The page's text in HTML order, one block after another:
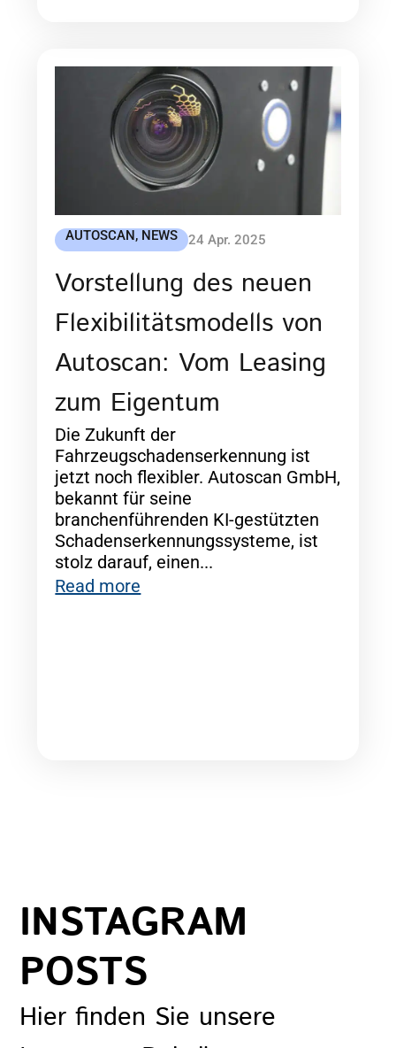
AUTOSCAN , NEWS 24 Apr. 2025
Vorstellung des neuen
Flexibilitätsmodells von
Autoscan: Vom Leasing
zum Eigentum
Die Zukunft der
Fahrzeugschadenserkennung ist
jetzt noch flexibler. Autoscan GmbH,
bekannt für seine
branchenführenden KI-gestützten
Schadenserkennungssysteme, ist
stolz darauf, einen...
Read more
INSTAGRAM
POSTS
Hier finden Sie unsere